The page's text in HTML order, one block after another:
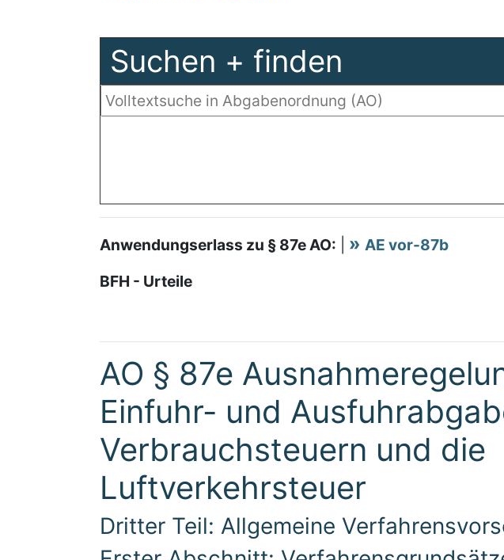
Suchen + finden
Anwendungserlass zu § 87e AO:
AE vor-87b
BFH - Urteile
AO § 87e
Einfuhr- und
Verbrauchsteuern und die
Luftverkehrsteuer
Dritter Teil: Allgemeine